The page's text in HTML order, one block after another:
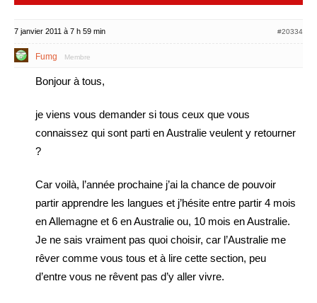
7 janvier 2011 à 7 h 59 min #20334
Fumg Membre
Bonjour à tous,
je viens vous demander si tous ceux que vous
connaissez qui sont parti en Australie veulent y retourner
?
Car voilà, l’année prochaine j’ai la chance de pouvoir
partir apprendre les langues et j’hésite entre partir 4 mois
en Allemagne et 6 en Australie ou, 10 mois en Australie.
Je ne sais vraiment pas quoi choisir, car l’Australie me
rêver comme vous tous et à lire cette section, peu
d’entre vous ne rêvent pas d’y aller vivre.